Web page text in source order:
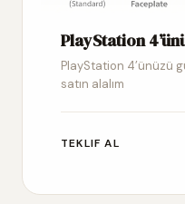
PlayStation
PlayStation 4’ünüzü
satın alalım
TEKLIF AL